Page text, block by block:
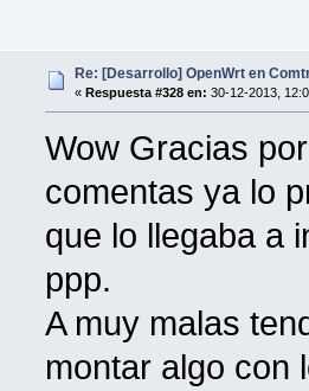
Re: [Desarrollo] OpenWrt en
« Respuesta #328 en: 30-12-2013,
Wow Gracias
comentas ya lo
que lo llegaba a
ppp.
A muy malas
montar algo con